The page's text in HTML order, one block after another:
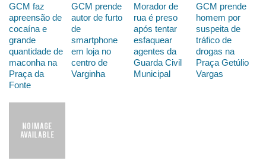
GCM faz
apreensão de
cocaína e
grande
quantidade de
maconha na
Praça da
Fonte
GCM prende
autor de furto
de
smartphone
em loja no
centro de
Varginha
Morador de
rua é preso
após tentar
esfaquear
agentes da
Guarda Civil
Municipal
GCM prende
homem por
suspeita de
tráfico de
drogas na
Praça Getúlio
Vargas